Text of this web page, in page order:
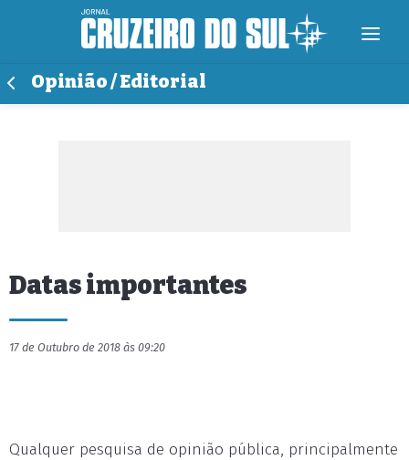
Opinião / Editorial
Datas importantes
17 de Outubro de 2018 às 09:20
Qualquer pesquisa de opinião pública, principalmente